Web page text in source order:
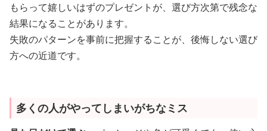
もらって嬉しいはずのプレゼントが、選び方次第で残念な
結果になることがあります。
失敗のパターンを事前に把握することが、後悔しない選び
方への近道です。
多くの人がやってしまいがちなミス